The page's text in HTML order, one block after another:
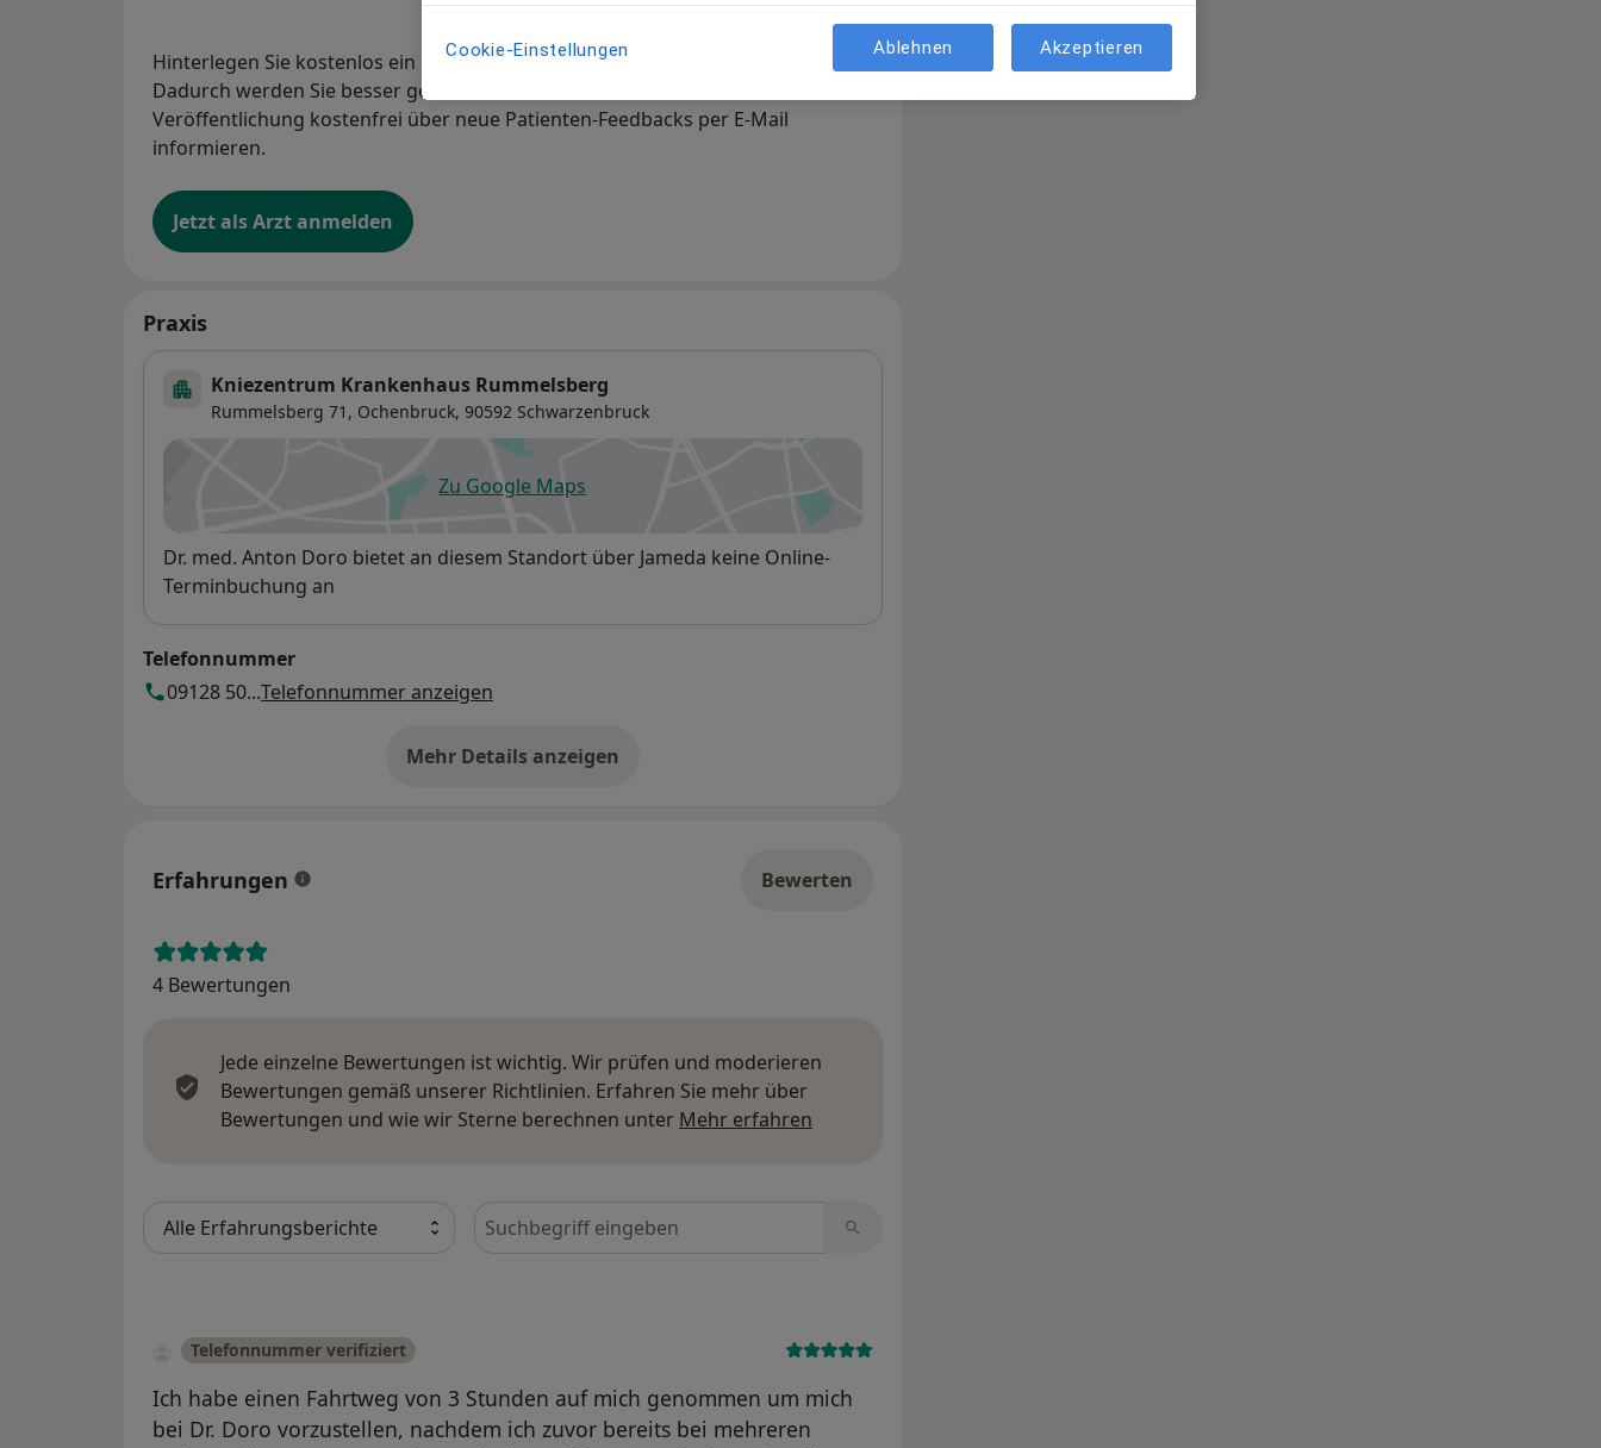
Hinterlegen Sie kostenlos ein Portraitbild, Ihre Sprechzeiten und Leistungen.
Dadurch werden Sie besser gefunden. Lassen Sie sich außerdem bereits vor
Veröffentlichung kostenfrei über neue Patienten-Feedbacks per E-Mail
informieren.
Jetzt als Arzt anmelden
Praxis
Kniezentrum Krankenhaus Rummelsberg
Rummelsberg 71, Ochenbruck, 90592 Schwarzenbruck
Zu Google Mapsöffnet in einer neuen Registerkarte
Verfügbarkeit
Dr. med. Anton Doro bietet an diesem Standort über Jameda keine Online-
Terminbuchung an
Telefonnummer
09128 50...Telefonnummer anzeigen
Mehr Details anzeigen
über die Adresse
Erfahrungen Bewerten
4 Bewertungen
Jede einzelne Bewertungen ist wichtig. Wir prüfen und moderieren
Bewertungen gemäß unserer Richtlinien. Erfahren Sie mehr über
Bewertungen und wie wir Sterne berechnen unter Mehr erfahren
Bewertungen durchsuchen
Telefonnummer verifiziert
Ich habe einen Fahrtweg von 3 Stunden auf mich genommen um mich
bei Dr. Doro vorzustellen, nachdem ich zuvor bereits bei mehreren
Cookie-Einstellungen Ablehnen Akzeptieren